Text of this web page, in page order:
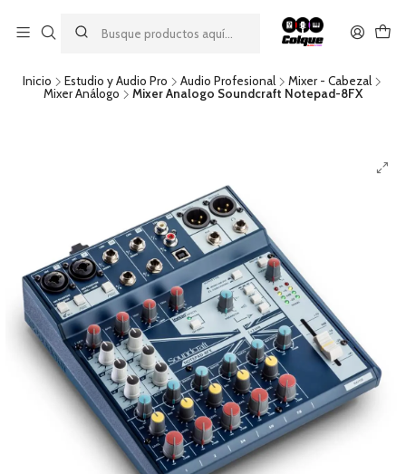
descuento por pago con transferencia bancaria
por una compra mínima de $49.990. Este descuento no es
acumulable a otras promociones ni aplicable a gastos de envío.
Inicio Estudio y Audio Pro Audio Profesional
Mixer - Cabezal
Mixer Análogo
Mixer Analogo Soundcraft Notepad-8FX